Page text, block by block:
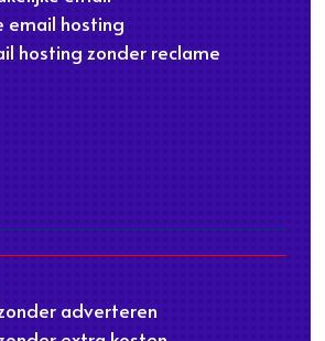
email hosting
hosting zonder reclame
adverteren